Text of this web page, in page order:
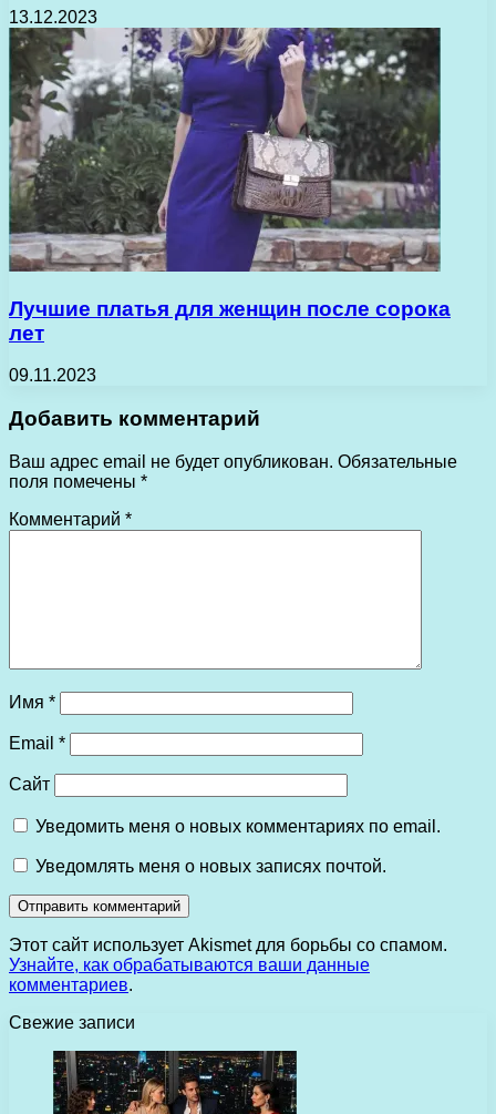
13.12.2023
Лучшие платья для женщин после сорока
лет
09.11.2023
Добавить комментарий
Ваш адрес email не будет опубликован. Обязательные
поля помечены *
Комментарий *
Имя *
Email *
Сайт
Уведомить меня о новых комментариях по email.
Уведомлять меня о новых записях почтой.
Этот сайт использует Akismet для борьбы со спамом.
Узнайте, как обрабатываются ваши данные
комментариев.
Свежие записи